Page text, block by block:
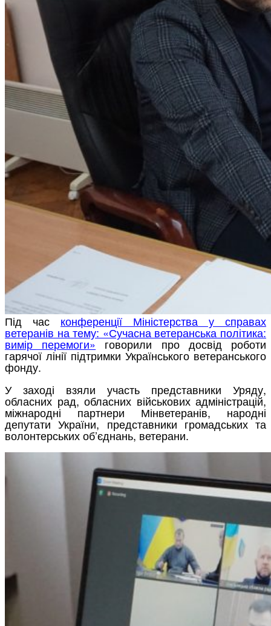
Під час конференції Міністерства у справах
ветеранів на тему: «Сучасна ветеранська політика:
вимір перемоги»говорили про досвід роботи
гарячої лінії підтримки Українського ветеранського
фонду.
У заході взяли участь представники Уряду,
обласних рад, обласних військових адміністрацій,
міжнародні партнери Мінветеранів, народні
депутати України, представники громадських та
волонтерських об’єднань, ветерани.